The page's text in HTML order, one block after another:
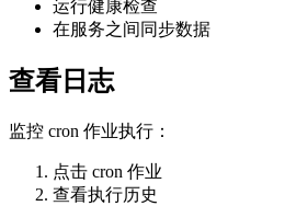
运行健康检查
在服务之间同步数据
查看日志
监控 cron 作业执行：
点击 cron 作业
查看执行历史